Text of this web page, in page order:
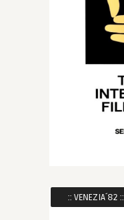
:: VENEZIA´82 ::